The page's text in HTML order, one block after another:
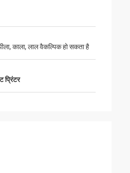
काला, लाल वैकल्पिक हो सकता है
प्रिंटर